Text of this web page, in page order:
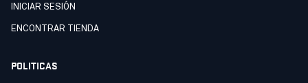
INICIAR SESIÓN
ENCONTRAR TIENDA
POLITICAS